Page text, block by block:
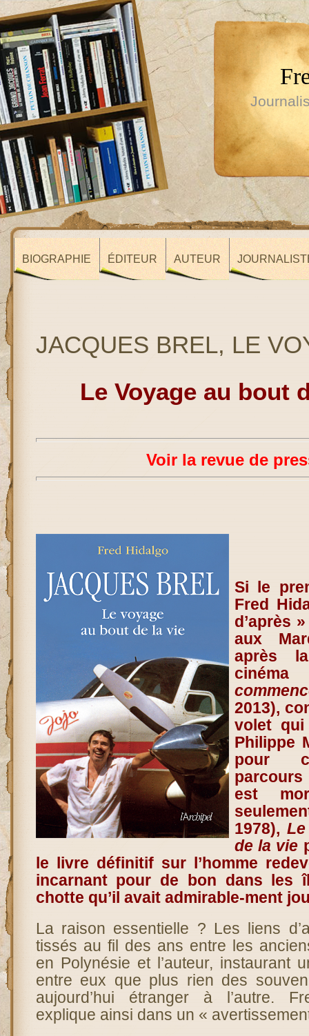
BIOGRAPHIE ÉDITEUR AUTEUR
JACQUES BREL, LE
Le Voyage au bout
Voir la revue de
Si le
Fred
d’après
aux
après
2013),
volet
Philippe
pour
est
1978),
de la vie
le livre définitif sur l’homme
incarnant pour de bon dans les
chotte qu’il avait admirable-ment
La raison essentielle ? Les liens
tissés au fil des ans entre les
en Polynésie et l’auteur, instaurant
entre eux que plus rien des
aujourd’hui étranger à l’autre.
explique ainsi dans un «